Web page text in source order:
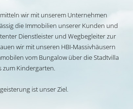
wir mit unserem Unternehmen
die Immobilien unserer Kunden und
Dienstleister und Wegbegleiter zur
wir mit unseren HBI-Massivhäusern
vom Bungalow über die Stadtvilla
zum Kindergarten.
ist unser Ziel.